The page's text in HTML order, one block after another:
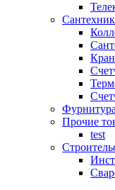
Прочие
test